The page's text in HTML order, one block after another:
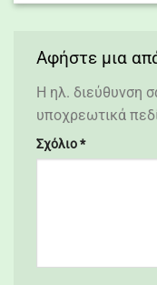
Αφήστε μια
Η ηλ. διεύθυνση
υποχρεωτικά
Σχόλιο*